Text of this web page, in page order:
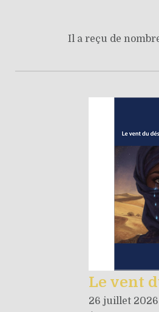
Il a reçu de
Le vent
26 juillet 2026